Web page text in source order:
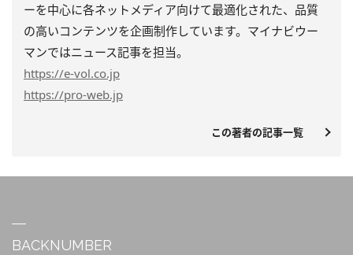
ーを中心に各ネットメディア向けて最適化された、品質
の高いコンテンツを企画制作しています。マイナビウー
マンではニュース記事を担当。
https://e-vol.co.jp
https://pro-web.jp
この著者の記事一覧
BACKNUMBER